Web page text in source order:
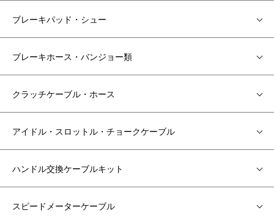
ブレーキパッド・シュー
ブレーキホース・バンジョー類
クラッチケーブル・ホース
アイドル・スロットル・チョークケーブル
ハンドル交換ケーブルキット
スピードメーターケーブル